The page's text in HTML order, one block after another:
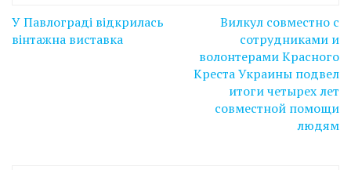
Навігація
записів
У Павлограді відкрилась
вінтажна виставка
Вилкул совместно с
сотрудниками и
волонтерами Красного
Креста Украины подвел
итоги четырех лет
совместной помощи
людям